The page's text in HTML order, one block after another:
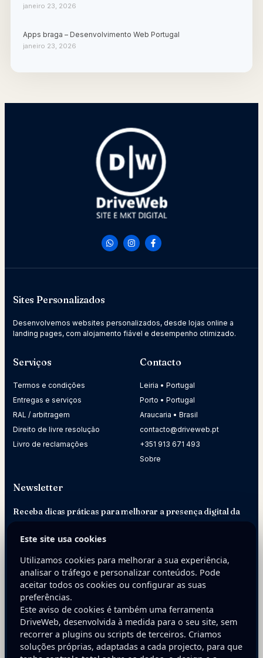
janeiro 23, 2026
Apps braga – Desenvolvimento Web Portugal
janeiro 23, 2026
Sites Personalizados
Desenvolvemos websites personalizados, desde lojas online a
landing pages, com alojamento fiável e desempenho otimizado.
Serviços
Termos e condições
Entregas e serviços
RAL / arbitragem
Direito de livre resolução
Livro de reclamações
Contacto
Leiria • Portugal
Porto • Portugal
Araucaria • Brasil
contacto@driveweb.pt
+351 913 671 493
Sobre
Newsletter
Receba dicas práticas para melhorar a presença digital da
E-mail
Inscreva-se
Este site usa cookies
Utilizamos cookies para melhorar a sua experiência,
analisar o tráfego e personalizar conteúdos. Pode
aceitar todos os cookies ou configurar as suas
preferências.
Este aviso de cookies é também uma ferramenta
DriveWeb, desenvolvida à medida para o seu site, sem
recorrer a plugins ou scripts de terceiros. Criamos
soluções próprias, adaptadas a cada projecto, para que